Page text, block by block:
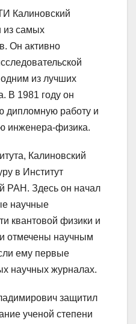
Калиновский
из самых
Он активно
из лучших
В 1981 году он
дипломную работу и
инженера-физика.
Калиновский
в Институт
РАН. Здесь он начал
научные
квантовой физики и
отмечены научным
ему первые
научных журналах.
защитил
ученой степени